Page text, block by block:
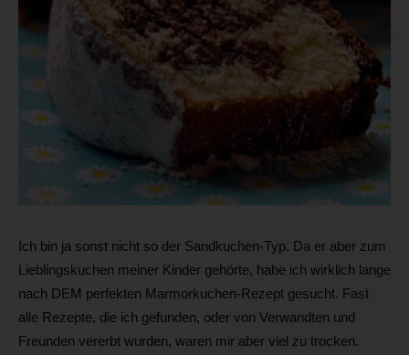
Ich bin ja sonst nicht so der Sandkuchen-Typ. Da er aber zum
Lieblingskuchen meiner Kinder gehörte, habe ich wirklich lange
nach DEM perfekten Marmorkuchen-Rezept gesucht. Fast
alle Rezepte, die ich gefunden, oder von Verwandten und
Freunden vererbt wurden, waren mir aber viel zu trocken.